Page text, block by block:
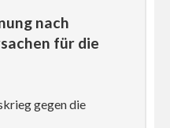
nach
für die
gegen die